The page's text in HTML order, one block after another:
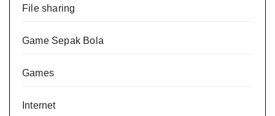
File sharing
Game Sepak Bola
Games
Internet